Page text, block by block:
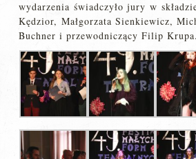
wydarzenia świadczyło jury w
Kędzior, Małgorzata Sienkiewicz,
Buchner i przewodniczący Filip Krupa.